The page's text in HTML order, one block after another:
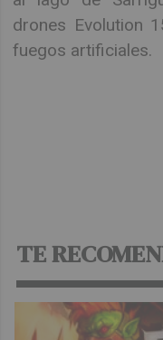
drones Evolution
fuegos artificiales.
TE